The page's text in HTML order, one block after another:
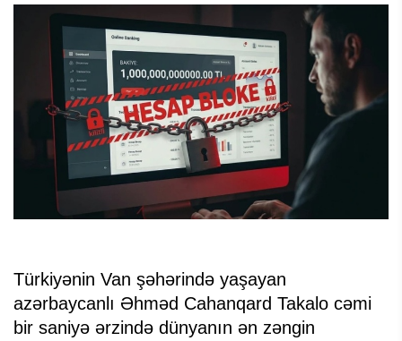
Türkiyənin Van şəhərində yaşayan
azərbaycanlı Əhməd Cahanqard Takalo cəmi
bir saniyə ərzində dünyanın ən zəngin